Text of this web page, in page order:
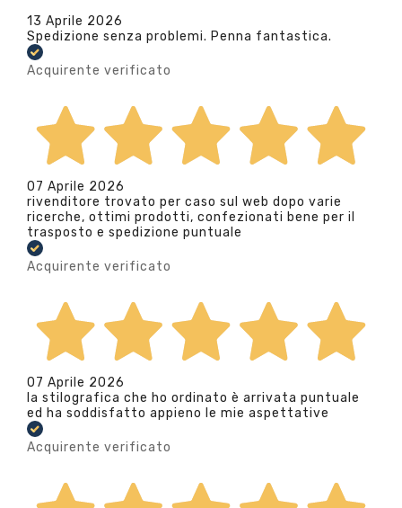
13 Aprile 2026
Spedizione senza problemi. Penna fantastica.
Acquirente verificato
07 Aprile 2026
rivenditore trovato per caso sul web dopo varie
ricerche, ottimi prodotti, confezionati bene per il
trasposto e spedizione puntuale
Acquirente verificato
07 Aprile 2026
la stilografica che ho ordinato è arrivata puntuale
ed ha soddisfatto appieno le mie aspettative
Acquirente verificato